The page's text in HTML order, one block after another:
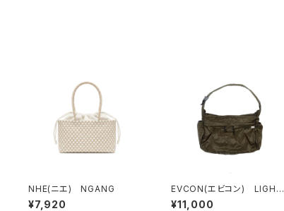
NHE(ニエ) NGANG
¥7,920
EVCON(エビコン) LIGHT
WEIGHT NYLON SHOULD
¥11,000